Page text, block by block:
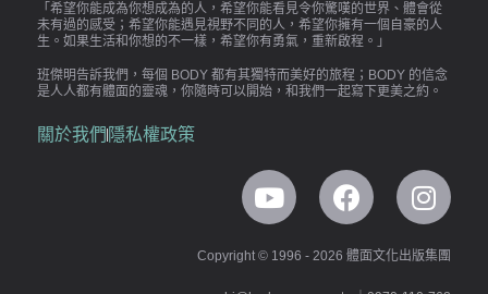
「希望你能成為你想成為的人，希望你能看見令你驚嘆的世界、體會從
未有過的感受；希望你能遇見視野不同的人，希望你擁有一個自豪的人
生。如果生活和你想的不一樣，希望你有勇氣，重新啟程。」
班傑明告訴我們，每個 BODY 都有其獨特而美好的旅程；BODY 的信念
是人人都有體面的靈魂，你隨時可以開始，和我們一起寫下更美之約。
關於我們 隱私權政策
Copyright © 1996 - 2026 體面文化出版集團